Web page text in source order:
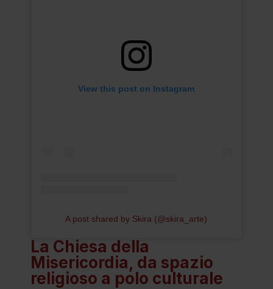
View this post on Instagram
A post shared by Skira (@skira_arte)
La Chiesa della
Misericordia, da spazio
religioso a polo culturale